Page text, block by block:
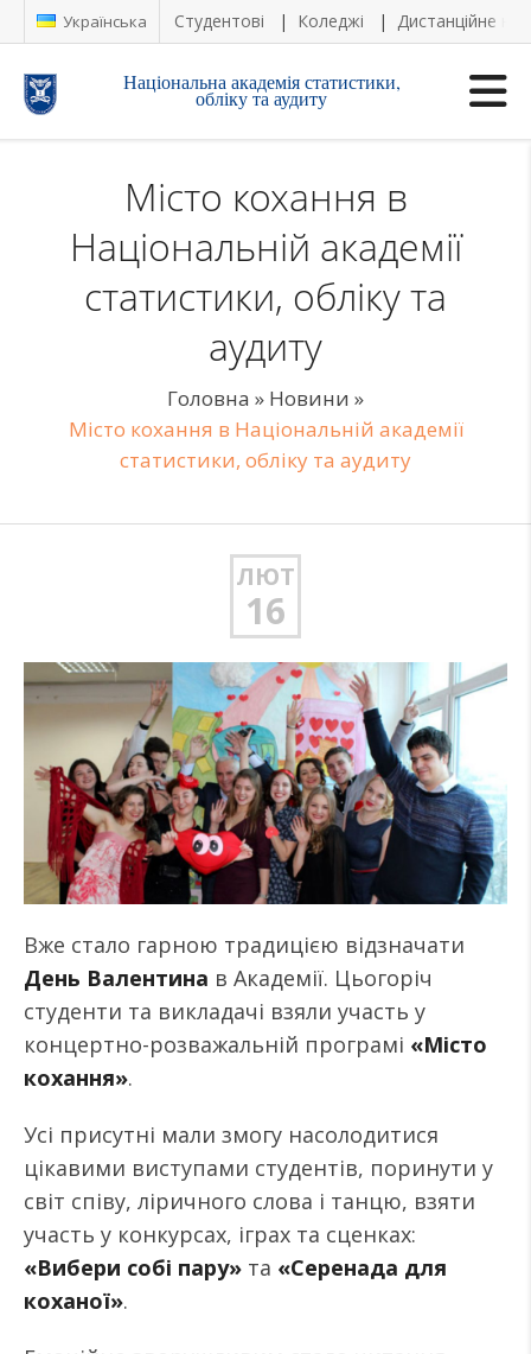
Українська Студентові Коледжі Дистанційне
Національна академія статистики,
обліку та аудиту
Місто кохання в
Національній академії
статистики, обліку та
аудиту
Головна » Новини »
Місто кохання в Національній академії
статистики, обліку та аудиту
ЛЮТ
16
Вже стало гарною традицією відзначати
День Валентина в Академії. Цьогоріч
студенти та викладачі взяли участь у
концертно-розважальній програмі «Місто
кохання».
Усі присутні мали змогу насолодитися
цікавими виступами студентів, поринути у
світ співу, ліричного слова і танцю, взяти
участь у конкурсах, іграх та сценках:
«Вибери собі пару» та «Серенада для
коханої».